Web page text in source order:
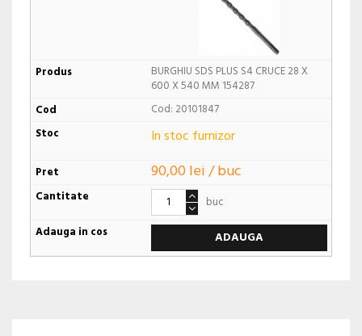
BURGHIU SDS PLUS S4 CRUCE 28 X
600 X 540 MM 154287
Cod: 20101847
In stoc furnizor
90,00 lei / buc
buc
ADAUGA